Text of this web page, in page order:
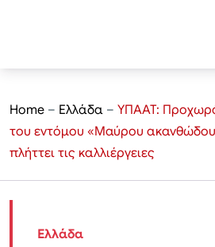
Home – Ελλάδα – ΥΠΑΑΤ:
του εντόμου «Μαύρου
πλήττει τις καλλιέργειες
Ελλάδα